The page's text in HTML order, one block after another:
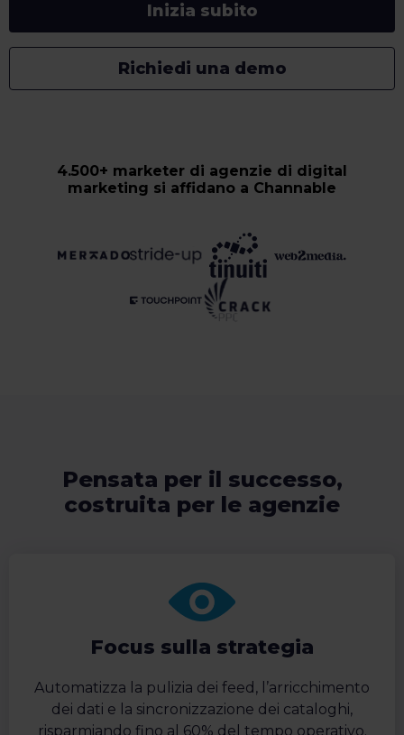
Inizia subito
Richiedi una demo
4.500+ marketer di agenzie di digital
marketing si affidano a Channable
Pensata per il successo,
costruita per le agenzie
Focus sulla strategia
Automatizza la pulizia dei feed, l’arricchimento
dei dati e la sincronizzazione dei cataloghi,
risparmiando fino al 60% del tempo operativo.